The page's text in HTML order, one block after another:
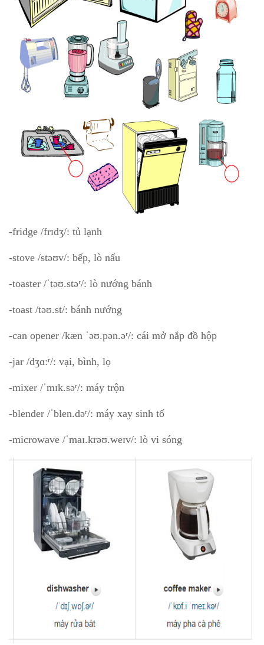
-fridge /frɪdʒ/: tủ lạnh
-stove /stəʊv/: bếp, lò nấu
-toaster /ˈtəʊ.stəʳ/: lò nướng bánh
-toast /təʊ.st/: bánh nướng
-can opener /kæn ˈəʊ.pən.əʳ/: cái mở nắp đồ hộp
-jar /dʒɑːʳ/: vại, bình, lọ
-mixer /ˈmɪk.səʳ/: máy trộn
-blender /ˈblen.dəʳ/: máy xay sinh tố
-microwave /ˈmaɪ.krəʊ.weɪv/: lò vi sóng